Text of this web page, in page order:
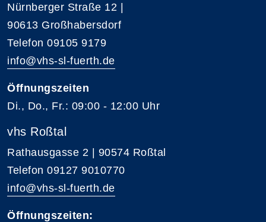
Nürnberger Straße 12 |
90613 Großhabersdorf
Telefon 09105 9179
info@vhs-sl-fuerth.de
Öffnungszeiten
Di., Do., Fr.: 09:00 - 12:00 Uhr
vhs Roßtal
Rathausgasse 2 | 90574 Roßtal
Telefon 09127 9010770
info@vhs-sl-fuerth.de
Öffnungszeiten: